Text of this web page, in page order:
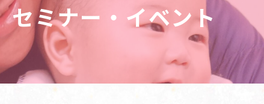
セミナー・イベント